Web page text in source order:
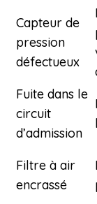
Capteur de
pression
défectueux
Fuite dans le
circuit
d’admission
Filtre à air
encrassé